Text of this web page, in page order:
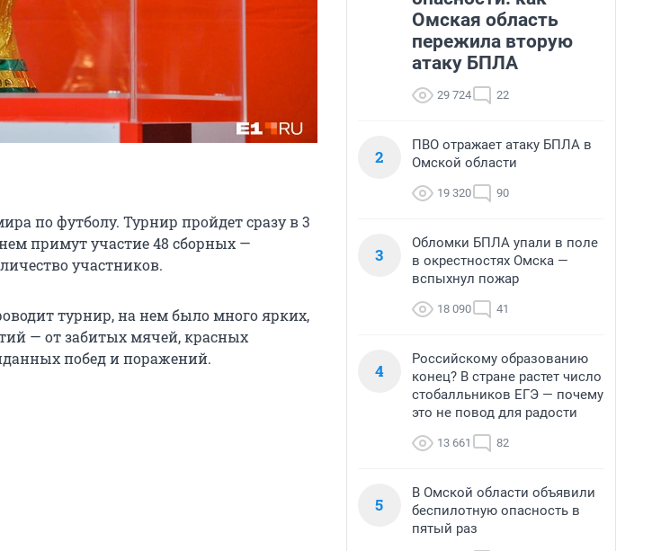
по футболу. Турнир пройдет сразу в 3
примут участие 48 сборных —
участников.
турнир, на нем было много ярких,
— от забитых мячей, красных
побед и поражений.
Омская область
пережила вторую
атаку БПЛА
29 724 22
2
ПВО отражает атаку БПЛА в
Омской области
19 320 90
3
Обломки БПЛА упали в поле
в окрестностях Омска —
вспыхнул пожар
18 090 41
4
Российскому образованию
конец? В стране растет число
стобалльников ЕГЭ — почему
это не повод для радости
13 661 82
5
В Омской области объявили
беспилотную опасность в
пятый раз